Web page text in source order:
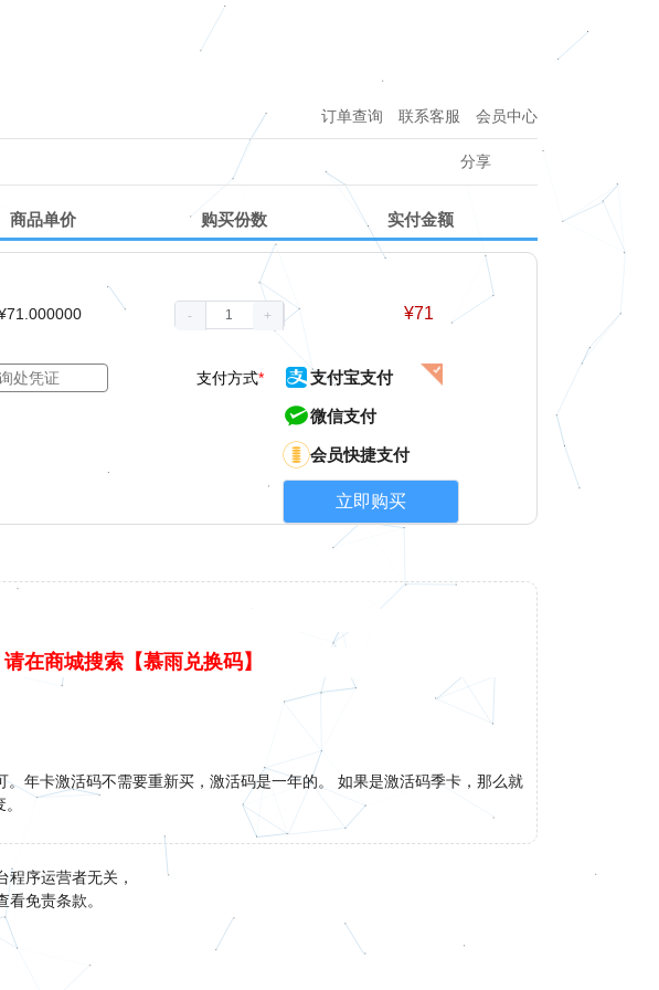
订单查询 联系客服 会员中心
分享
商品单价 购买份数 实付金额
- + ¥71
支付方式* 支付宝支付
微信支付
会员快捷支付
立即购买
在商城搜索【慕雨兑换码】
年卡激活码不需要重新买，激活码是一年的。 如果是激活码季卡，那么就
序运营者无关，
免责条款。